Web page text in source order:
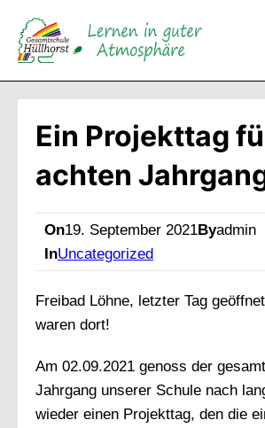
zum
Inhalt
wechseln
Ein Projekttag
achten
On19. September 2021Byadmin
InUncategorized
Freibad Löhne, letzter Tag
waren dort!
Am 02.09.2021 genoss der
Jahrgang unserer Schule nach
wieder einen Projekttag, den die